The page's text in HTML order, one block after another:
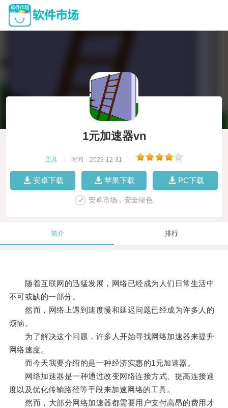
1元加速器vn
工具 时间：2023-12-31
安卓下载 苹果下载 PC下载
安卓市场，安全绿色
简介 排行
随着互联网的迅猛发展，网络已经成为人们日常生活中
不可或缺的一部分。
然而，网络上遇到速度慢和延迟问题已经成为许多人的
烦恼。
为了解决这个问题，许多人开始寻找网络加速器来提升
网络速度。
而今天我要介绍的是一种经济实惠的1元加速器。
网络加速器是一种通过改变网络连接方式、提高连接速
度以及优化传输路径等手段来加速网络的工具。
然而，大部分网络加速器都需要用户支付高昂的费用才